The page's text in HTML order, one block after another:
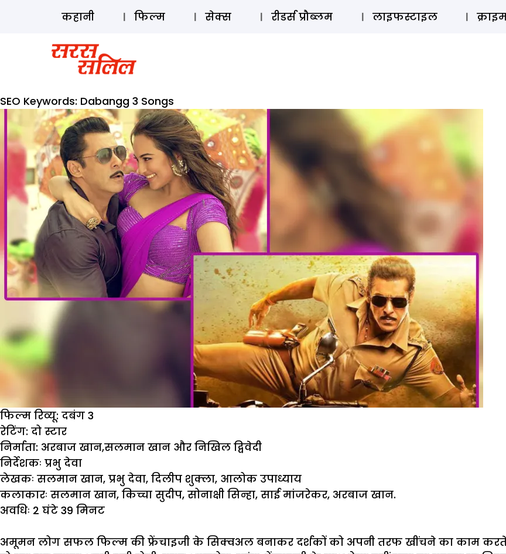
कहानी फिल्म सेक्स रीडर्स प्रौब्लम लाइफस्टाइल
SEO Keywords: Dabangg 3 Songs
फिल्म रिव्यू: दबंग 3
रेटिंग: दो स्टार
निर्माता: अरबाज खान,सलमान खान और निखिल द्विवेदी
निर्देशकः प्रभु देवा
लेखकः सलमान खान, प्रभु देवा, दिलीप शुक्ला, आलोक उपाध्याय
कलाकारः सलमान खान, किच्चा सुदीप, सोनाक्षी सिन्हा, साई मांजरेकर, अरबाज खान.
अवधिः 2 घंटे 39 मिनट
अमूमन लोग सफल फिल्म की फ्रेंचाइजी के सिक्वअल बनाकर दर्शकों को अपनी तरफ खींचने का काम करते